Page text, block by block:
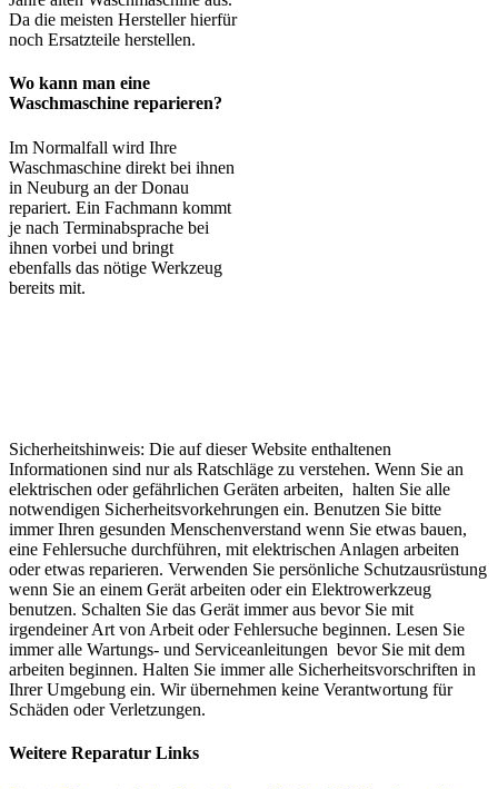
Da die meisten Hersteller hierfür
noch Ersatzteile herstellen.
Wo kann man eine
Waschmaschine reparieren?
Im Normalfall wird Ihre
Waschmaschine direkt bei ihnen
in Neuburg an der Donau
repariert. Ein Fachmann kommt
je nach Terminabsprache bei
ihnen vorbei und bringt
ebenfalls das nötige Werkzeug
bereits mit.
Sicherheitshinweis: Die auf dieser Website enthaltenen
Informationen sind nur als Ratschläge zu verstehen. Wenn Sie an
elektrischen oder gefährlichen Geräten arbeiten, halten Sie alle
notwendigen Sicherheitsvorkehrungen ein. Benutzen Sie bitte
immer Ihren gesunden Menschenverstand wenn Sie etwas bauen,
eine Fehlersuche durchführen, mit elektrischen Anlagen arbeiten
oder etwas reparieren. Verwenden Sie persönliche Schutzausrüstung
wenn Sie an einem Gerät arbeiten oder ein Elektrowerkzeug
benutzen. Schalten Sie das Gerät immer aus bevor Sie mit
irgendeiner Art von Arbeit oder Fehlersuche beginnen. Lesen Sie
immer alle Wartungs- und Serviceanleitungen bevor Sie mit dem
arbeiten beginnen. Halten Sie immer alle Sicherheitsvorschriften in
Ihrer Umgebung ein. Wir übernehmen keine Verantwortung für
Schäden oder Verletzungen.
Weitere Reparatur Links